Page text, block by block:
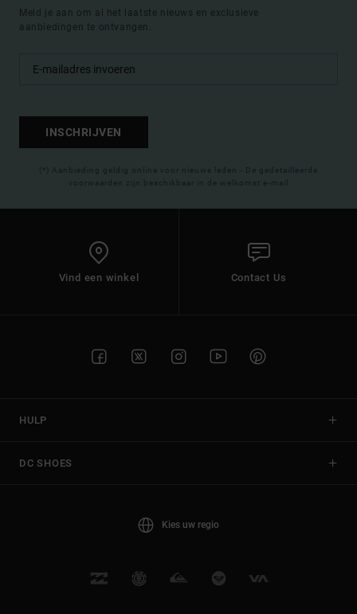
Meld je aan om al het laatste nieuws en exclusieve
aanbiedingen te ontvangen.
INSCHRIJVEN
(*) Aanbieding geldig online voor nieuwe leden - De gedetailleerde
voorwaarden zijn beschikbaar in de welkomst e-mail
Vind een winkel Contact Us
HULP
DC SHOES
Kies uw regio